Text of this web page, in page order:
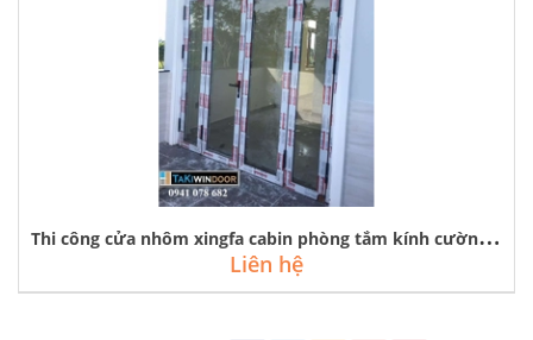
T
hi công cửa nhôm xingfa cabin phòng tắm kính cường lực tại hoài đức
Liên hệ